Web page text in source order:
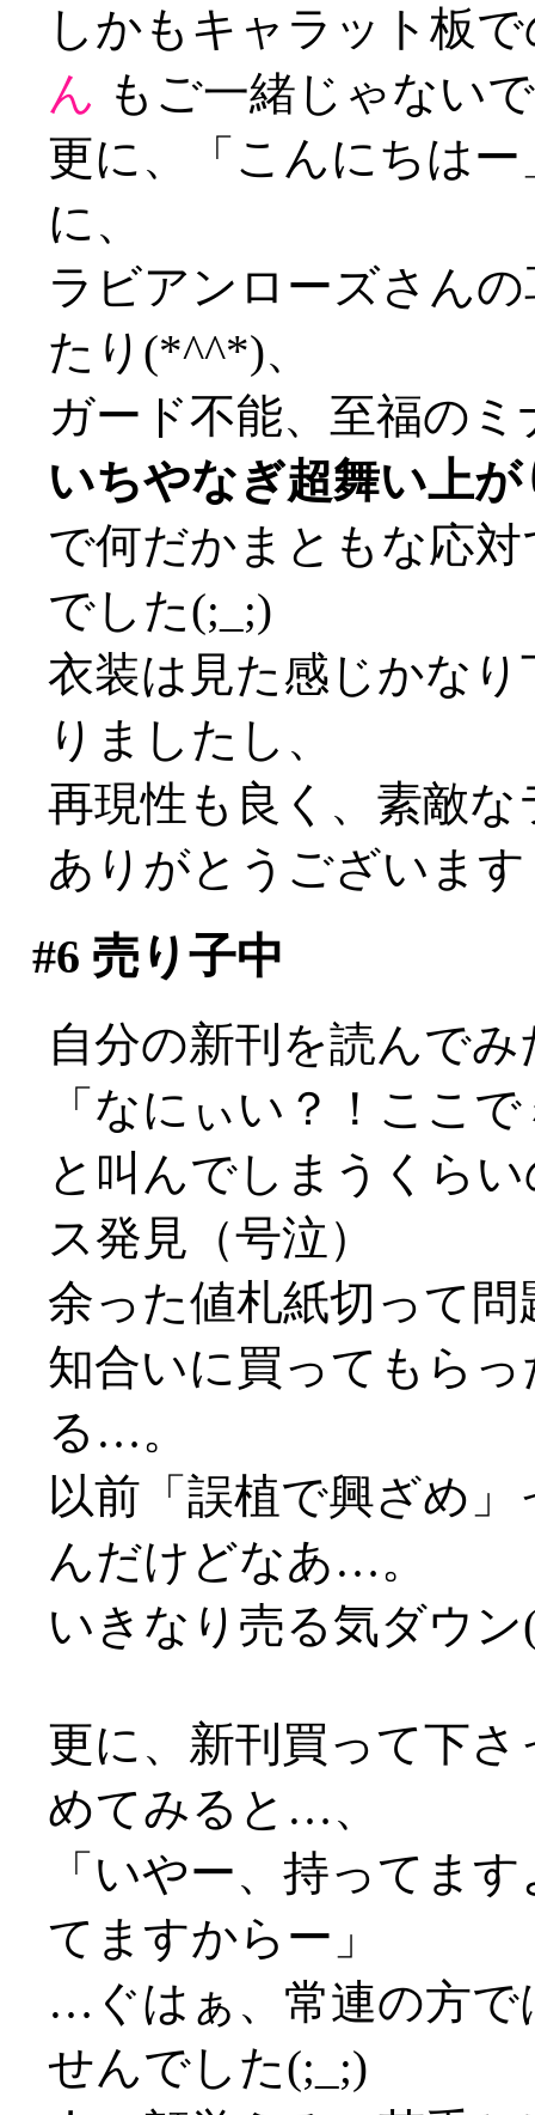
しかもキャラット板
ん もご一緒じゃない
更に、「こんにちは
に、
ラビアンローズさん
たり(*^^*)、
ガード不能、至福の
いちやなぎ超舞い上
で何だかまともな応
でした(;_;)
衣装は見た感じかな
りましたし、
再現性も良く、素敵
ありがとうございま
#6 売り子中
自分の新刊を読んで
「なにぃい？！ここ
と叫んでしまうくら
ス発見（号泣）
余った値札紙切って
知合いに買ってもら
る…。
以前「誤植で興ざめ
んだけどなあ…。
いきなり売る気ダウ
更に、新刊買って下
めてみると…、
「いやー、持ってま
てますからー」
…ぐはぁ、常連の方で
せんでした(;_;)